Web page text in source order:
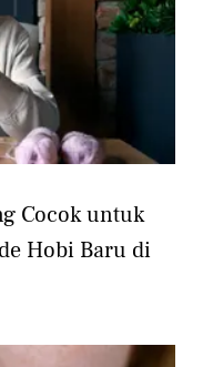
Cocok untuk
Hobi Baru di